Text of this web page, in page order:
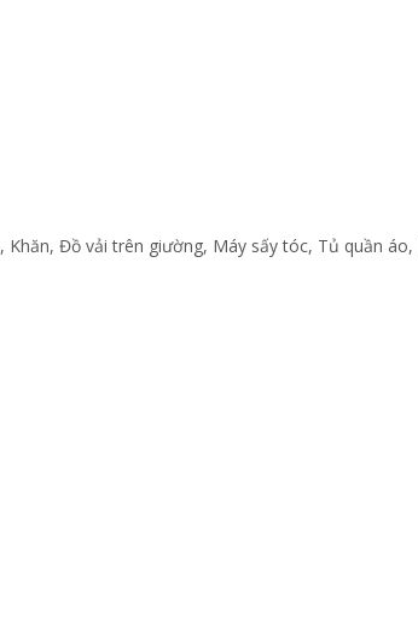
, Khăn, Đồ vải trên giường, Máy sấy tóc, Tủ quần áo,